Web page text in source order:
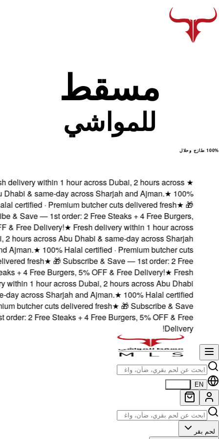
Fresh delivery
Abu Dhabi &
Halal certified ·
Subscribe & Save —
5% OFF & Free
Dubai, 2 hours
and Ajman.
delivered fresh
Steaks + 4 Free
delivery within 1
& same-day across
· Premium butcher
— 1st order: 2 Free